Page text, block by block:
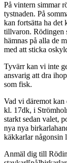
På vintern simmar
tystnaden. På
kan fortsätta ha det
tillvaron. Rödingen
hämnas på alla de
med att sticka
Tyvärr kan vi inte
ansvarig att dra
som fisk.
Vad vi däremot kan
kl. 17dk, i
starkt sedan valet,
nya nya
käkkarlar någonsin
Anmäl dig till